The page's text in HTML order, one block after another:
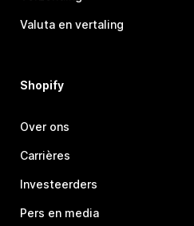
Valuta en vertaling
Shopify
Over ons
Carrières
Investeerders
Pers en media